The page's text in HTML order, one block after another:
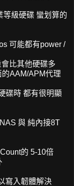
等級硬碟 蠻划算的
可能都有power /
比其他硬碟多
AAM/APM代理
碟時 都有很明顯
與 純內接8T
的 5-10倍
寫入韌體解決